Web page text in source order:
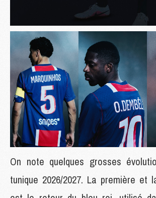
On note quelques grosses
tunique 2026/2027. La première et